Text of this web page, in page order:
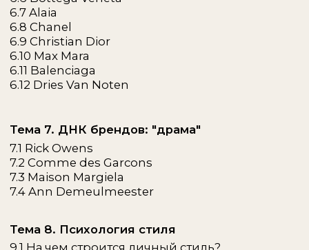
автора программы.
«Вводная лекция по стилям: зачем
нужны стили, какие они бывают и
на что влияют в образе»
Здесь вы можете бесплатно получить
доступ к уроку:
курсом ближе